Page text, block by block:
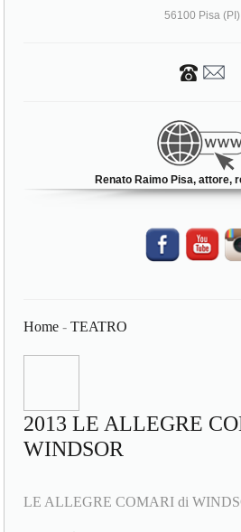
56100 Pisa (PI)
Renato Raimo Pisa, attore,
Home -TEATRO
2013 LE ALLEGRE
WINDSOR
LE ALLEGRE COMARI di